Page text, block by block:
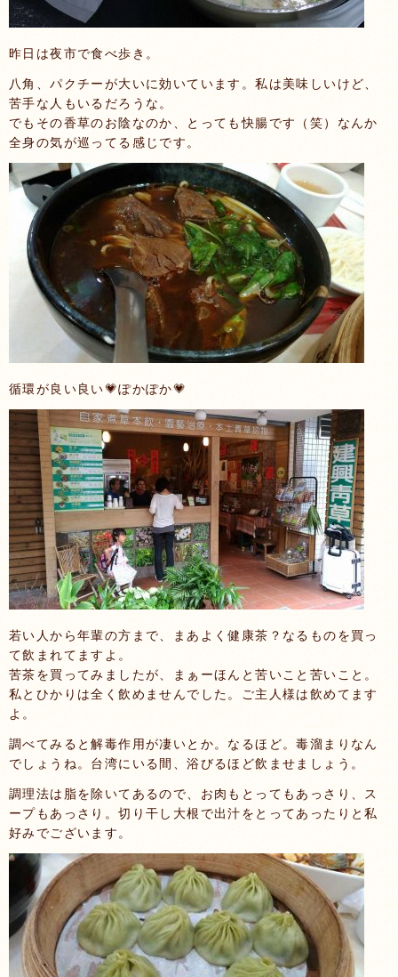
昨日は夜市で食べ歩き。
八角、パクチーが大いに効いています。私は美味しいけど、
苦手な人もいるだろうな。
でもその香草のお陰なのか、とっても快腸です（笑）なんか
全身の気が巡ってる感じです。
循環が良い良い💗ぽかぽか💗
若い人から年輩の方まで、まあよく健康茶？なるものを買っ
て飲まれてますよ。
苦茶を買ってみましたが、まぁーほんと苦いこと苦いこと。
私とひかりは全く飲めませんでした。ご主人様は飲めてます
よ。
調べてみると解毒作用が凄いとか。なるほど。毒溜まりなん
でしょうね。台湾にいる間、浴びるほど飲ませましょう。
調理法は脂を除いてあるので、お肉もとってもあっさり、ス
ープもあっさり。切り干し大根で出汁をとってあったりと私
好みでございます。